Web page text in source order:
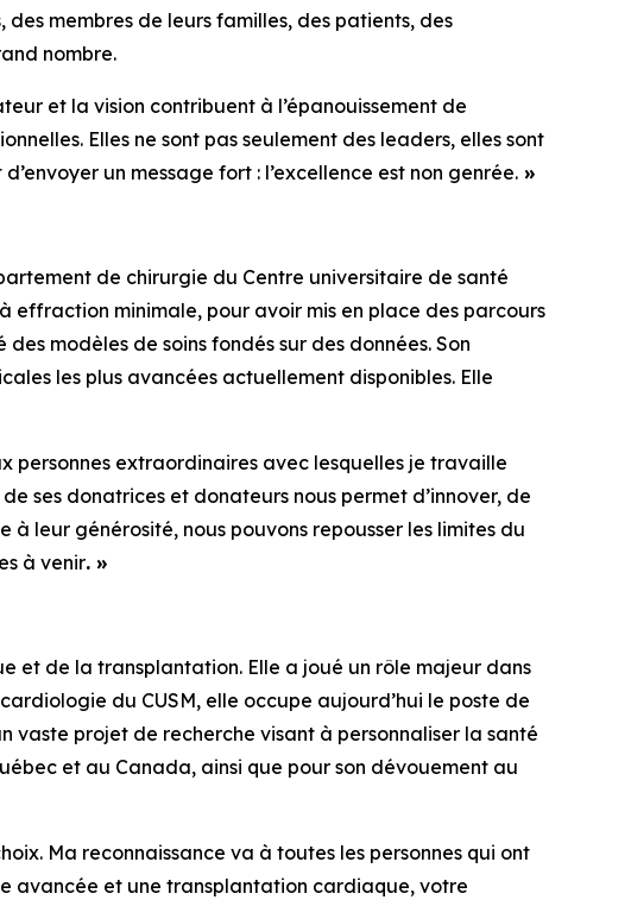
des membres de leurs familles, des patients, des
nombre.
et la vision contribuent à l’épanouissement de
Elles ne sont pas seulement des leaders, elles sont
un message fort : l’excellence est non genrée. »
de chirurgie du Centre universitaire de santé
effraction minimale, pour avoir mis en place des parcours
modèles de soins fondés sur des données. Son
les plus avancées actuellement disponibles. Elle
personnes extraordinaires avec lesquelles je travaille
ses donatrices et donateurs nous permet d’innover, de
leur générosité, nous pouvons repousser les limites du
à venir. »
et de la transplantation. Elle a joué un rôle majeur dans
du CUSM, elle occupe aujourd’hui le poste de
vaste projet de recherche visant à personnaliser la santé
et au Canada, ainsi que pour son dévouement au
Ma reconnaissance va à toutes les personnes qui ont
avancée et une transplantation cardiaque, votre